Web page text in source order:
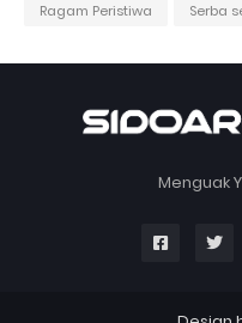
Ragam Peristiwa
Serba
Menguak